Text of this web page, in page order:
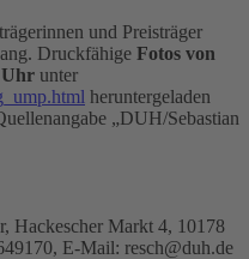
und Preisträger
Druckfähige Fotos von
Uhr unter
heruntergeladen
„DUH/Sebastian
Hackescher Markt 4, 10178
E-Mail: resch@duh.de